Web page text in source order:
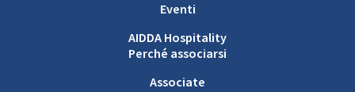
Eventi
AIDDA Hospitality
Perché associarsi
Associate